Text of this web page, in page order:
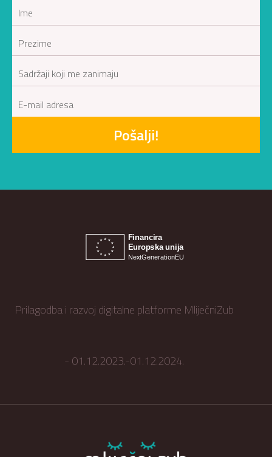
Pošalji!
Prilagodba i razvoj digitalne platforme MliječniZub
- 01.12.2023.-01.12.2024.